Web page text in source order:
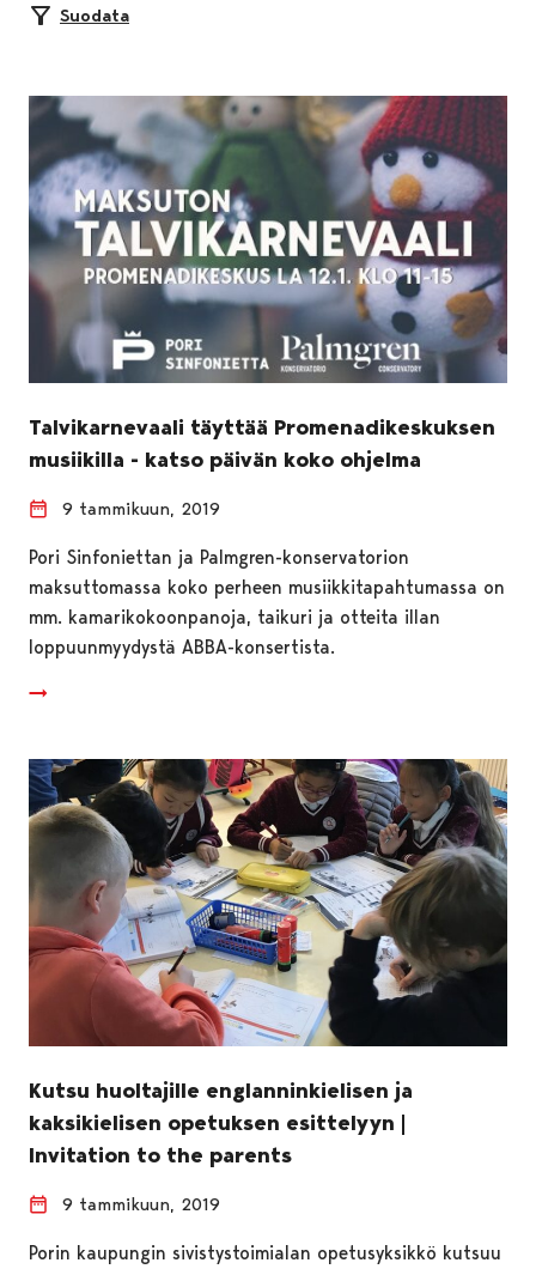
Suodata
Talvikarnevaali täyttää Promenadikeskuksen
musiikilla - katso päivän koko ohjelma
9 tammikuun, 2019
Pori Sinfoniettan ja Palmgren-konservatorion
maksuttomassa koko perheen musiikkitapahtumassa on
mm. kamarikokoonpanoja, taikuri ja otteita illan
loppuunmyydystä ABBA-konsertista.
Kutsu huoltajille englanninkielisen ja
kaksikielisen opetuksen esittelyyn |
Invitation to the parents
9 tammikuun, 2019
Porin kaupungin sivistystoimialan opetusyksikkö kutsuu